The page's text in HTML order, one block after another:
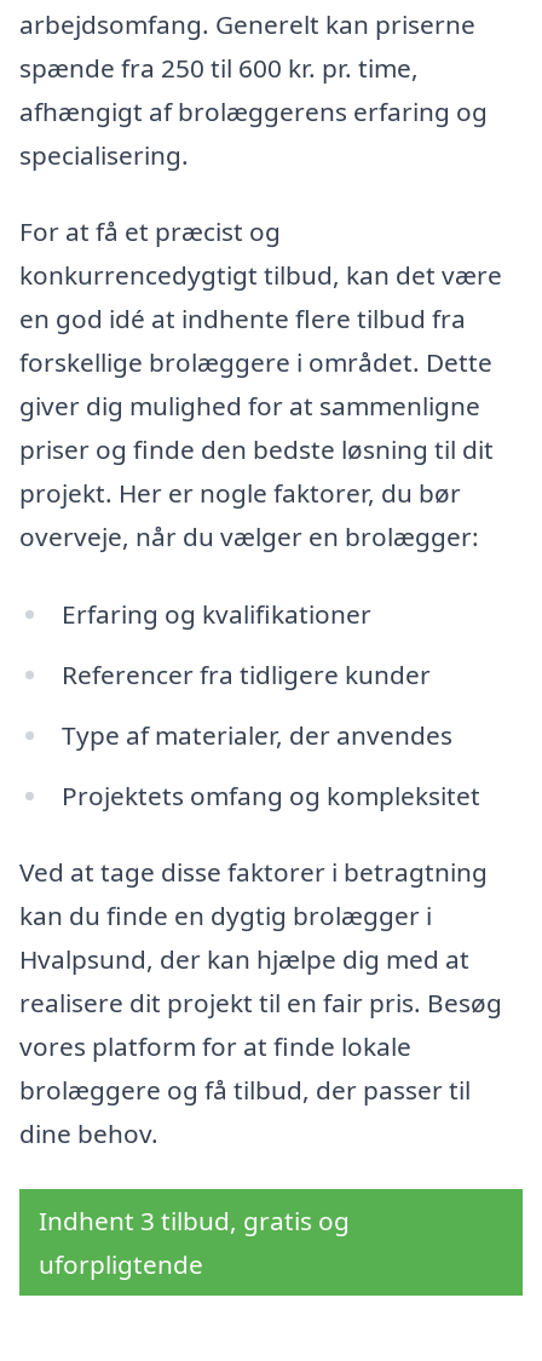
arbejdsomfang. Generelt kan priserne
spænde fra 250 til 600 kr. pr. time,
afhængigt af brolæggerens erfaring og
specialisering.
For at få et præcist og
konkurrencedygtigt tilbud, kan det være
en god idé at indhente flere tilbud fra
forskellige brolæggere i området. Dette
giver dig mulighed for at sammenligne
priser og finde den bedste løsning til dit
projekt. Her er nogle faktorer, du bør
overveje, når du vælger en brolægger:
Erfaring og kvalifikationer
Referencer fra tidligere kunder
Type af materialer, der anvendes
Projektets omfang og kompleksitet
Ved at tage disse faktorer i betragtning
kan du finde en dygtig brolægger i
Hvalpsund, der kan hjælpe dig med at
realisere dit projekt til en fair pris. Besøg
vores platform for at finde lokale
brolæggere og få tilbud, der passer til
dine behov.
Indhent 3 tilbud, gratis og
uforpligtende